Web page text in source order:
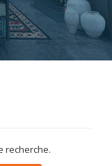
recherche.